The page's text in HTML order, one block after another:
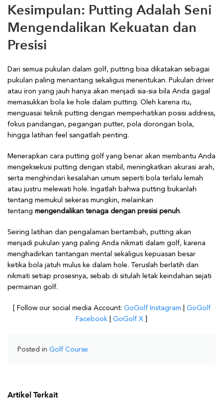
Kesimpulan: Putting Adalah Seni
Mengendalikan Kekuatan dan
Presisi
Dari semua pukulan dalam golf, putting bisa dikatakan sebagai
pukulan paling menantang sekaligus menentukan. Pukulan driver
atau iron yang jauh hanya akan menjadi sia-sia bila Anda gagal
memasukkan bola ke hole dalam putting. Oleh karena itu,
menguasai teknik putting dengan memperhatikan posisi address,
fokus pandangan, pegangan putter, pola dorongan bola,
hingga latihan feel sangatlah penting.
Menerapkan cara putting golf yang benar akan membantu Anda
mengeksekusi putting dengan stabil, meningkatkan akurasi arah,
serta menghindari kesalahan umum seperti bola terlalu lemah
atau justru melewati hole. Ingatlah bahwa putting bukanlah
tentang memukul sekeras mungkin, melainkan
tentang mengendalikan tenaga dengan presisi penuh.
Seiring latihan dan pengalaman bertambah, putting akan
menjadi pukulan yang paling Anda nikmati dalam golf, karena
menghadirkan tantangan mental sekaligus kepuasan besar
ketika bola jatuh mulus ke dalam hole. Teruslah berlatih dan
nikmati setiap prosesnya, sebab di situlah letak keindahan sejati
permainan golf.
[ Follow our social media Account: GoGolf Instagram
GoGolf
Facebook
GoGolf X
Posted in Golf Course
Artikel Terkait